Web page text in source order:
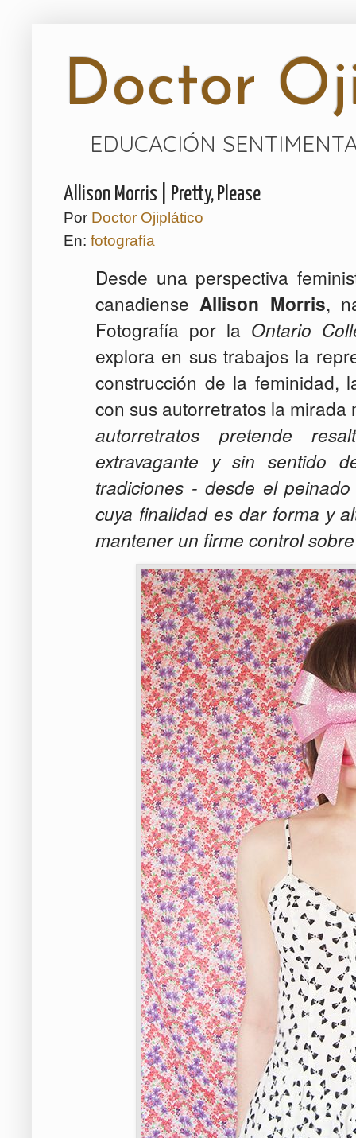
Doctor
EDUCACIÓN
Allison Morris | Pretty, Please
Por Doctor Ojiplático
En: fotografía
Desde una perspectiva
canadiense Allison Morris,
Fotografía por la Ontario
explora en sus trabajos la
construcción de la feminidad,
con sus autorretratos la
autorretratos pretende
extravagante y sin sentido
tradiciones - desde el
cuya finalidad es dar forma y
mantener un firme control